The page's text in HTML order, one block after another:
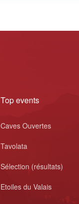
Top events
Caves Ouvertes
Tavolata
Sélection (résultats)
Etoiles du Valais